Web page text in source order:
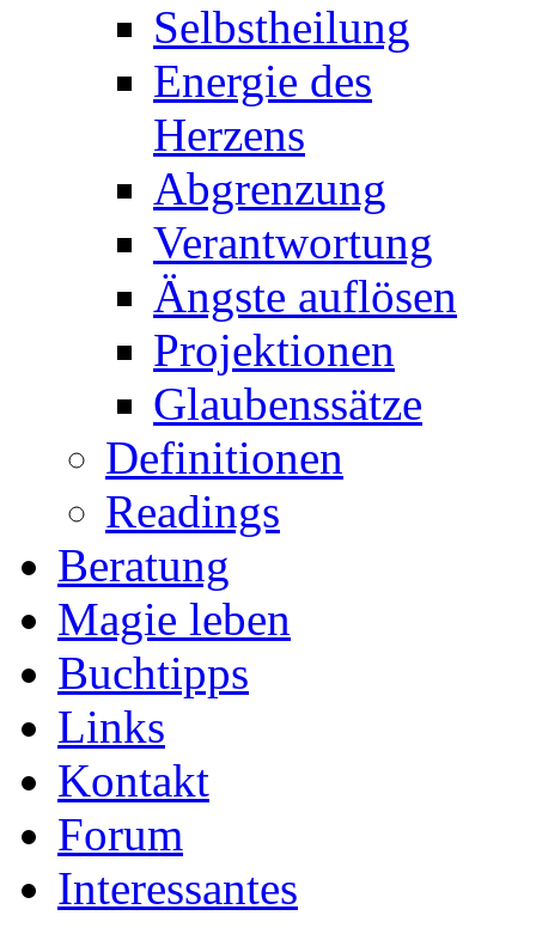
Selbstheilung
Energie des
Herzens
Abgrenzung
Verantwortung
Ängste auflösen
Projektionen
Glaubenssätze
Definitionen
Readings
Beratung
Magie leben
Buchtipps
Links
Kontakt
Forum
Interessantes